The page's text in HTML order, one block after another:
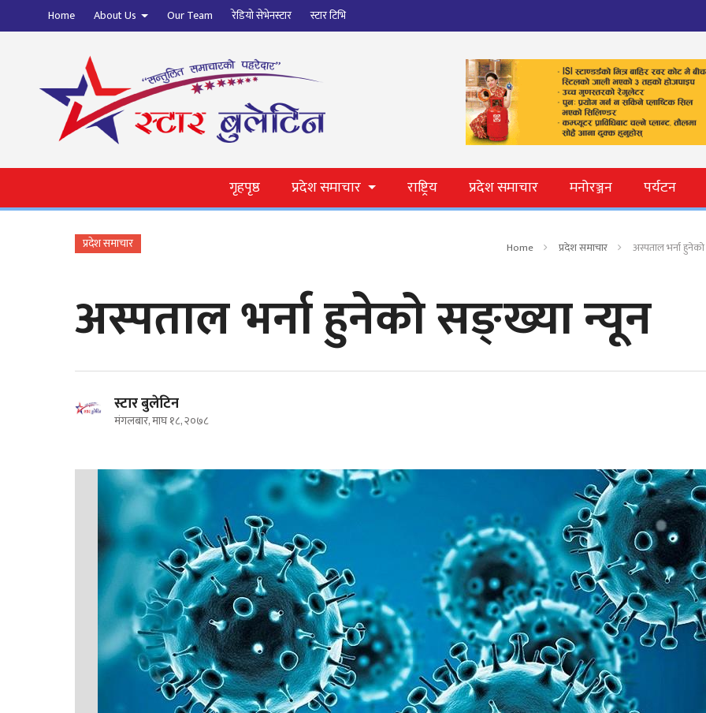
Home About Us Our Team रेडियो सेभेनस्टार स्टार टिभि
गृहपृष्ठ प्रदेश समाचार राष्ट्रिय प्रदेश समाचार मनोरञ्जन पर्यटन
प्रदेश समाचार Home प्रदेश समाचार अस्पताल भर्ना
अस्पताल भर्ना हुनेको सङ्ख्या न्यून
स्टार बुलेटिन
मंगलबार, माघ १८, २०७८